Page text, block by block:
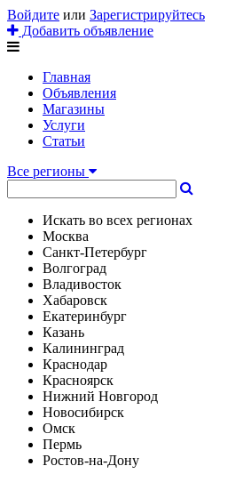
Войдите или Зарегистрируйтесь
Добавить объявление
Главная
Объявления
Магазины
Услуги
Статьи
Все регионы
Искать во всех регионах
Москва
Санкт-Петербург
Волгоград
Владивосток
Хабаровск
Екатеринбург
Казань
Калининград
Краснодар
Красноярск
Нижний Новгород
Новосибирск
Омск
Пермь
Ростов-на-Дону